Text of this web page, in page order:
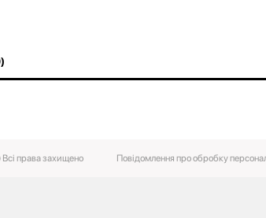
права захищено Повідомлення про обробку